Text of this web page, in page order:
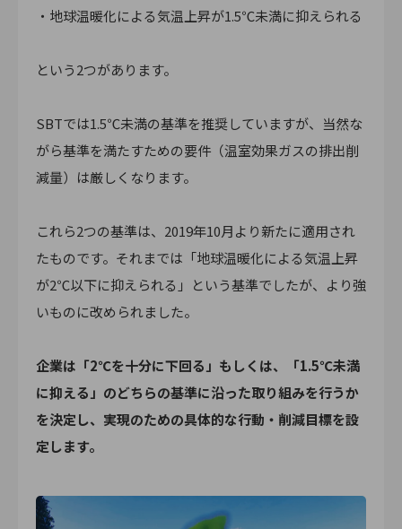
・地球温暖化による気温上昇が1.5℃未満に抑えられる
という2つがあります。
SBTでは1.5℃未満の基準を推奨していますが、当然な
がら基準を満たすための要件（温室効果ガスの排出削
減量）は厳しくなります。
これら2つの基準は、2019年10月より新たに適用され
たものです。それまでは「地球温暖化による気温上昇
が2℃以下に抑えられる」という基準でしたが、より強
いものに改められました。
企業は「2℃を十分に下回る」もしくは、「1.5℃未満
に抑える」のどちらの基準に沿った取り組みを行うか
を決定し、実現のための具体的な行動・削減目標を設
定します。